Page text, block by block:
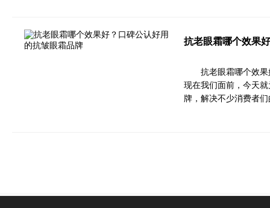
抗老眼霜哪个效果
抗老眼霜哪个效
现在我们面前，今天
牌，解决不少消费者